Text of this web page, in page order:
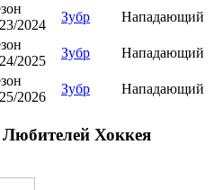
2024
Зубр
Нападающий
2025
Зубр
Нападающий
2026
Зубр Нападающий
Хоккея